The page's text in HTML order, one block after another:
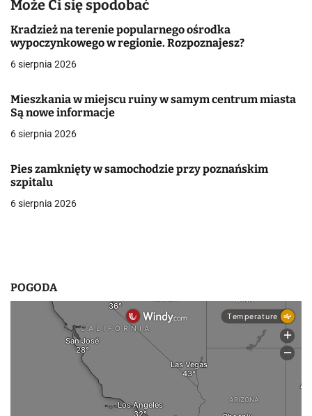
a
c
a
w
i
s
Może Ci się spodobać
Kradzież na terenie popularnego ośrodka
wypoczynkowego w regionie. Rozpoznajesz?
6 sierpnia 2026
Mieszkania w miejscu ruiny w samym centrum miasta
Są nowe informacje
6 sierpnia 2026
Pies zamknięty w samochodzie przy poznańskim
szpitalu
6 sierpnia 2026
POGODA